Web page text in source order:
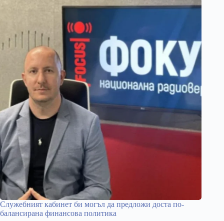
Служебният кабинет би могъл да предложи доста по-
балансирана финансова политика